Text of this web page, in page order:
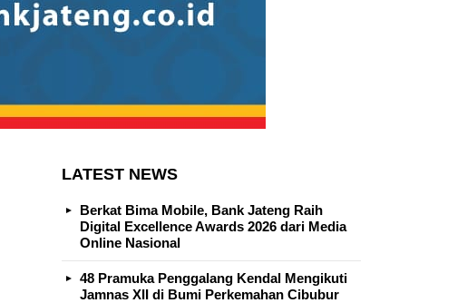
LATEST NEWS
Berkat Bima Mobile, Bank Jateng Raih
Digital Excellence Awards 2026 dari Media
Online Nasional
48 Pramuka Penggalang Kendal Mengikuti
Jamnas XII di Bumi Perkemahan Cibubur